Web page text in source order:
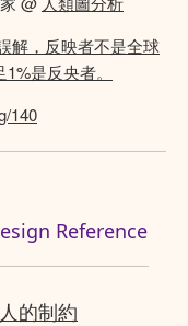
解，反映者不是全球
是反央者。
140
Reference
的制約